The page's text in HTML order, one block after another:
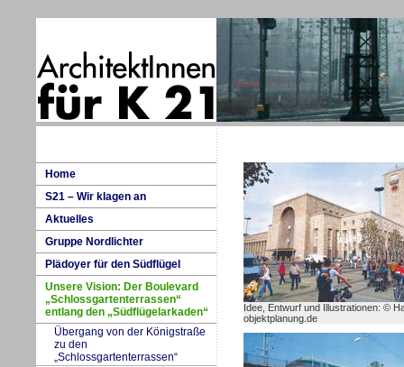
Idee, Entwurf und Illustrationen: ©
objektplanung.de
Home
S21 – Wir klagen an
Aktuelles
Gruppe Nordlichter
P lädoyer für den Südflügel
Unsere Vision: Der Boulevard
„Schlossgartenterrassen“
entlang den „Südflügelarkaden“
Übergang von der Königstraße
zu den
„Schlossgartenterrassen“